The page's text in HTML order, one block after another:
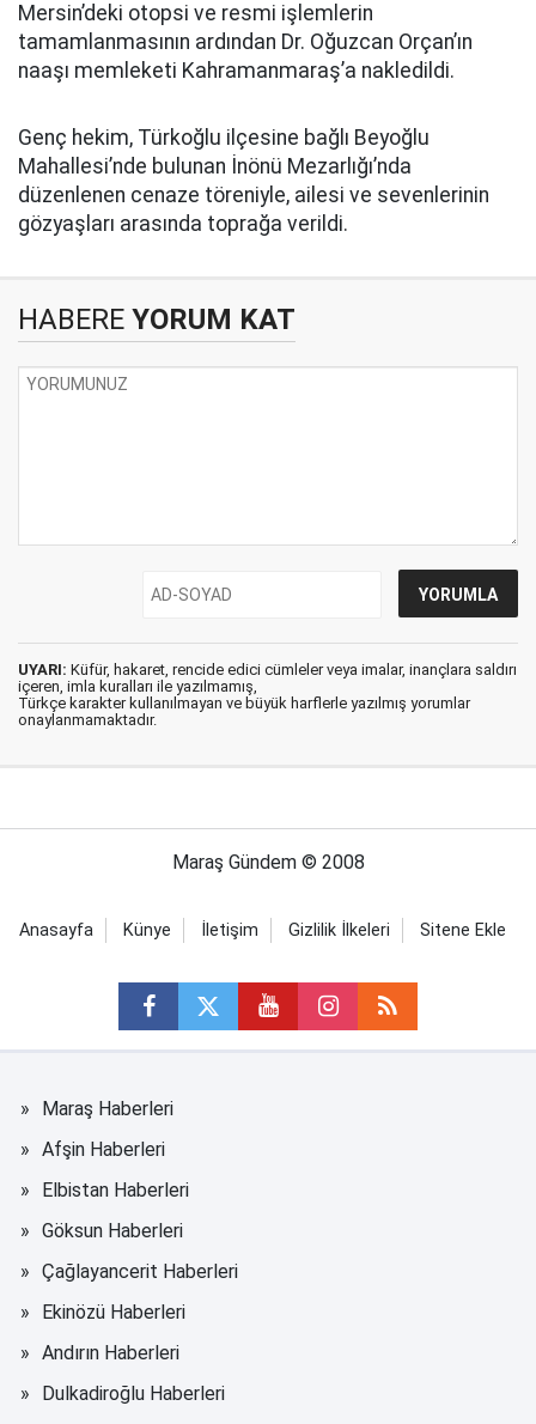
Mersin’deki otopsi ve resmi işlemlerin
tamamlanmasının ardından Dr. Oğuzcan Orçan’ın
naaşı memleketi Kahramanmaraş’a nakledildi.
Genç hekim, Türkoğlu ilçesine bağlı Beyoğlu
Mahallesi’nde bulunan İnönü Mezarlığı’nda
düzenlenen cenaze töreniyle, ailesi ve sevenlerinin
gözyaşları arasında toprağa verildi.
HABERE YORUM KAT
UYARI: Küfür, hakaret, rencide edici cümleler veya imalar, inançlara saldırı
içeren, imla kuralları ile yazılmamış,
Türkçe karakter kullanılmayan ve büyük harflerle yazılmış yorumlar
onaylanmamaktadır.
Maraş Gündem © 2008
Anasayfa Künye İletişim Gizlilik İlkeleri Sitene Ekle
Maraş Haberleri
Afşin Haberleri
Elbistan Haberleri
Göksun Haberleri
Çağlayancerit Haberleri
Ekinözü Haberleri
Andırın Haberleri
Dulkadiroğlu Haberleri